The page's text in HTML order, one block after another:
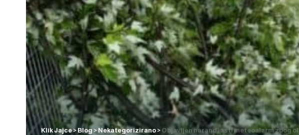
Klik Jajce> Blog >Nekategorizirano > Objavljen narandžasti meteoalarm zbog